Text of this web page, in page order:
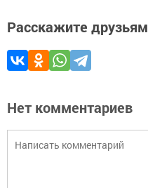
Расскажите друзьям
Нет комментариев